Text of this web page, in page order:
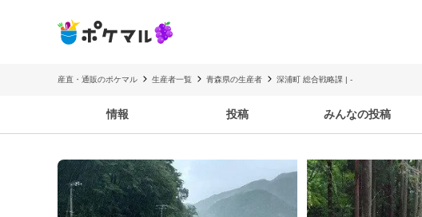
産直・通販のポケマル 生産者一覧 青森県の生産者 深浦町 総合戦略課 | -
情報 投稿 みんなの投稿